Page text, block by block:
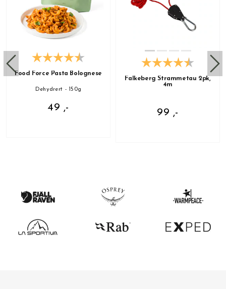
Food Force Pasta Bolognese
Dehydrert - 150g
49 ,-
Falkeberg Strammetau 2pk,
4m
99 ,-